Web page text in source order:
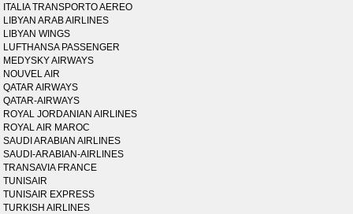
ITALIA TRANSPORTO AEREO
LIBYAN ARAB AIRLINES
LIBYAN WINGS
LUFTHANSA PASSENGER
MEDYSKY AIRWAYS
NOUVEL AIR
QATAR AIRWAYS
QATAR-AIRWAYS
ROYAL JORDANIAN AIRLINES
ROYAL AIR MAROC
SAUDI ARABIAN AIRLINES
SAUDI-ARABIAN-AIRLINES
TRANSAVIA FRANCE
TUNISAIR
TUNISAIR EXPRESS
TURKISH AIRLINES